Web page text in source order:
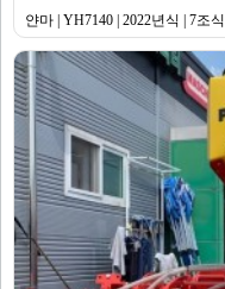
얀마 | YH7140 | 2022년식 | 7조식